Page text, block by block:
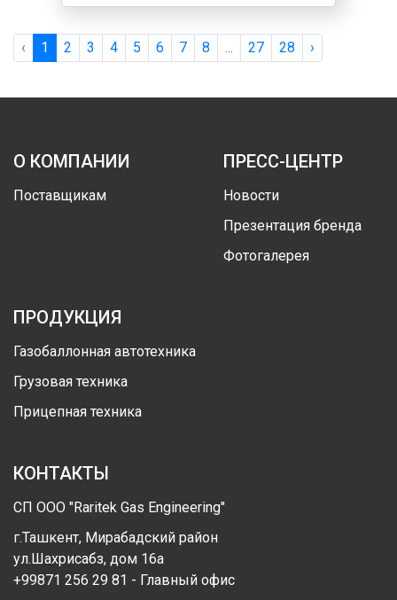
‹ 1 2 3 4 5 6 7 8 27 28 ›
О КОМПАНИИ
Поставщикам
ПРЕСС-ЦЕНТР
Новости
Презентация бренда
Фотогалерея
ПРОДУКЦИЯ
Газобаллонная автотехника
Грузовая техника
Прицепная техника
КОНТАКТЫ
СП ООО "Raritek Gas Engineering"
г.Ташкент, Мирабадский район
ул.Шахрисабз, дом 16а
+99871 256 29 81 - Главный офис